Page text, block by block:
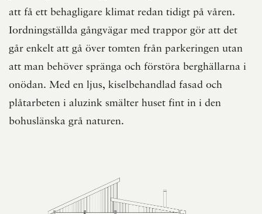
att få ett behagligare klimat redan tidigt på våren.
Iordningställda gångvägar med trappor gör att det
går enkelt att gå över tomten från parkeringen utan
att man behöver spränga och förstöra berghällarna i
onödan. Med en ljus, kiselbehandlad fasad och
plåtarbeten i aluzink smälter huset fint in i den
bohuslänska grå naturen.